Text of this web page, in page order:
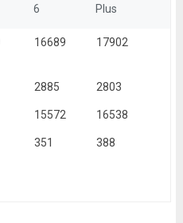
6
Plus
16689 17902
2885 2803
15572 16538
351 388